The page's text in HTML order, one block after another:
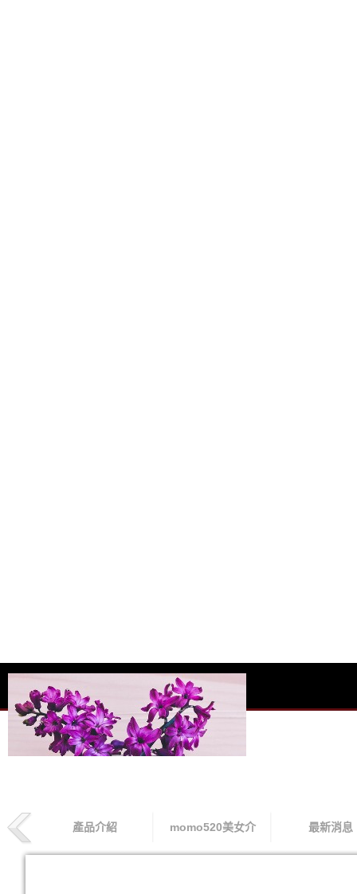
產品介紹 momo520美女介 最新消息
索取專線